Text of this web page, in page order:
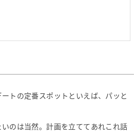
トの定番スポットといえば、パッと
のは当然。計画を立ててあれこれ話